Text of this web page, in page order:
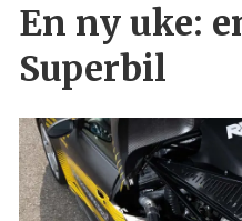
En ny uke:
Superbil